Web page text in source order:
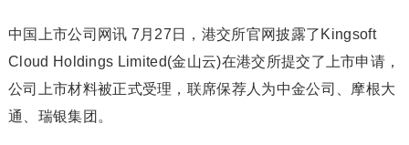
中国上市公司网讯 7月27日，港交所官网披露了Kingsoft
Cloud Holdings Limited(金山云)在港交所提交了上市申请，
公司上市材料被正式受理，联席保荐人为中金公司、摩根大
通、瑞银集团。